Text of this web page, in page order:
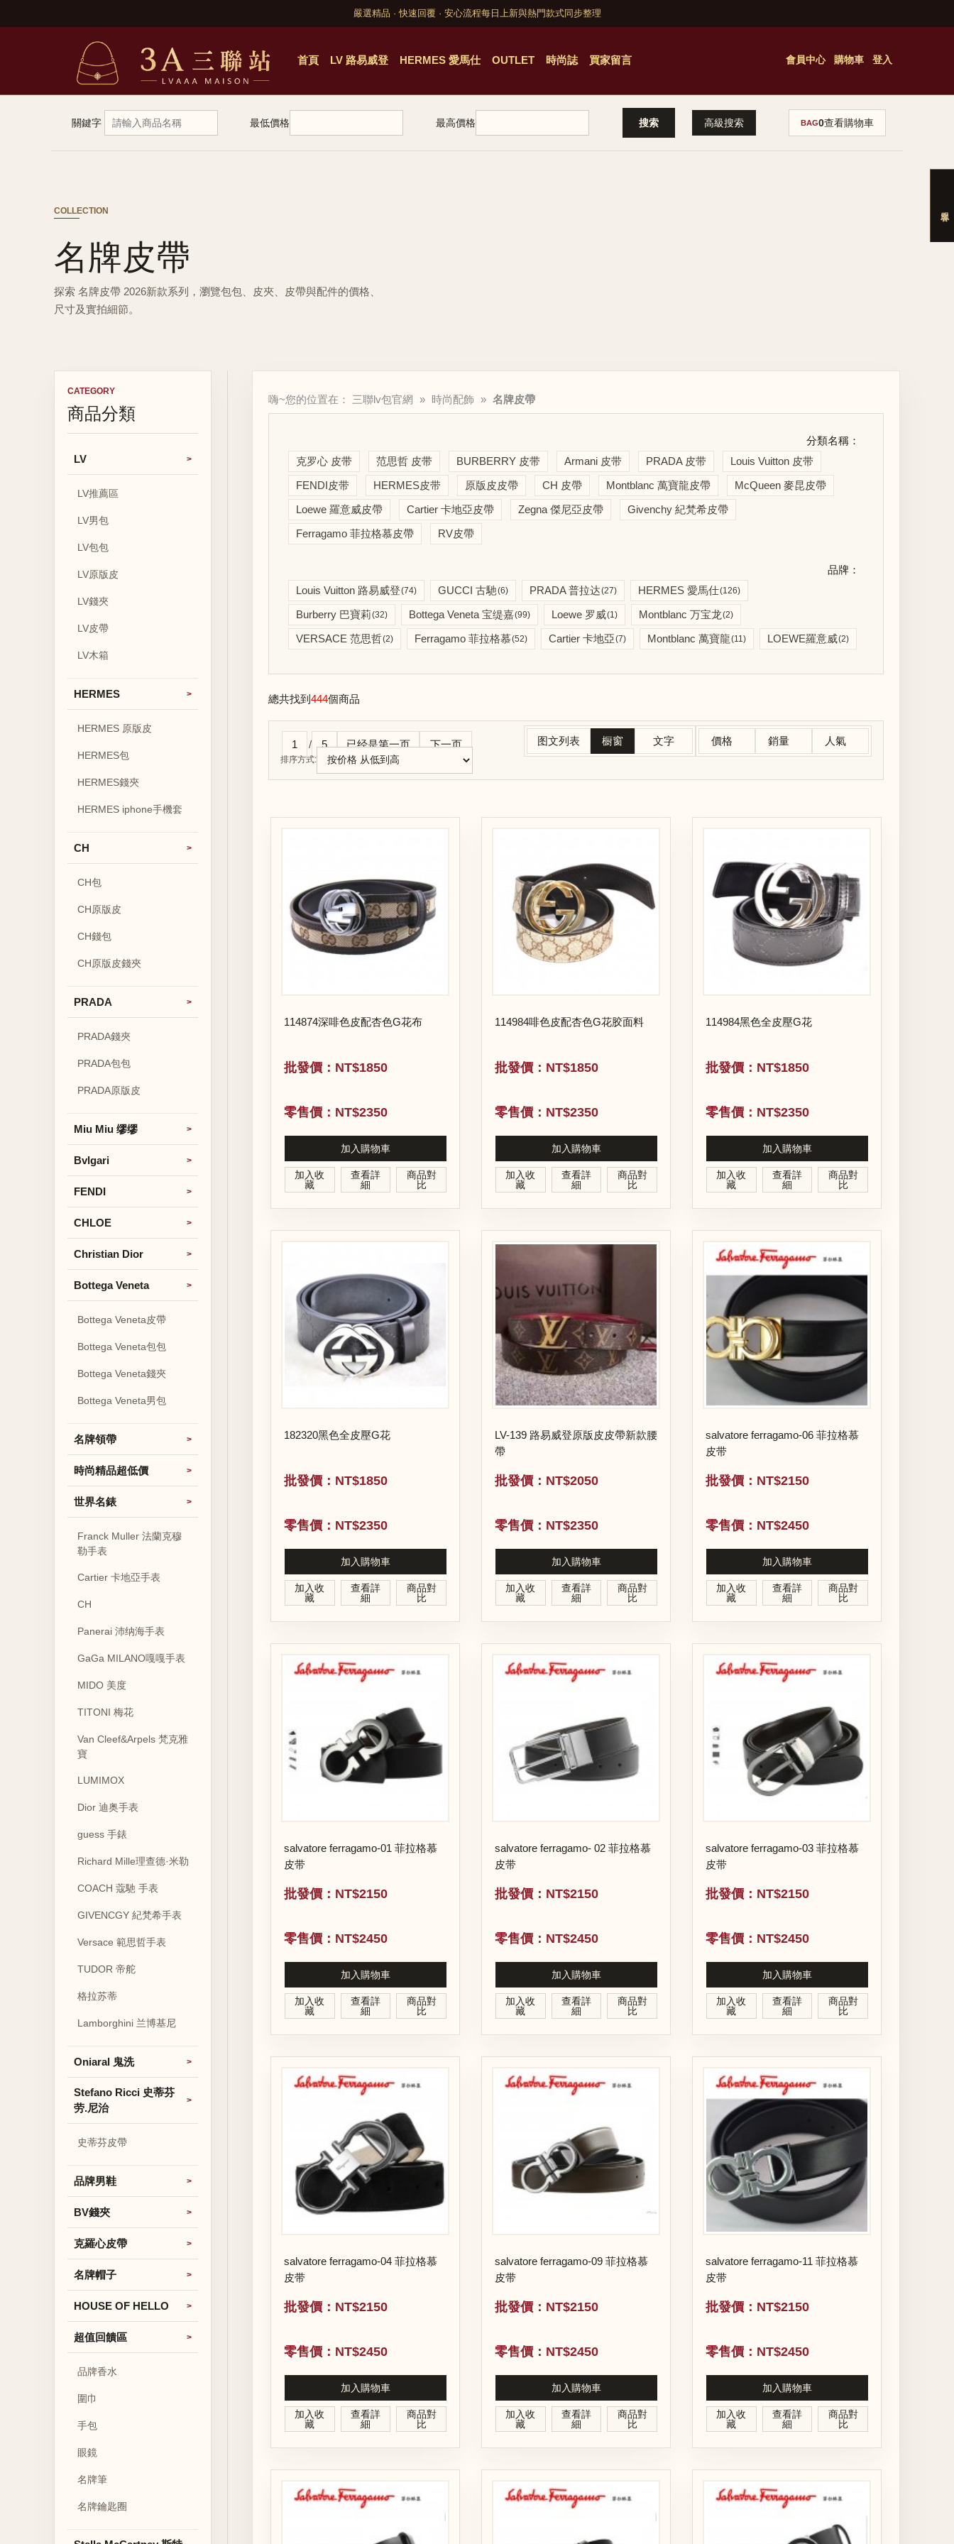
嚴選精品 · 快速回覆 · 安心流程每日上新與熱門款式同步整理
首頁 LV 路易威登 HERMES 愛馬仕 OUTLET 時尚誌 買家留言 會員中心 購物車 登入
關鍵字 最低價格 最高價格 高級搜索 BAG0查看購物車
COLLECTION
名牌皮帶
探索 名牌皮帶 2026新款系列，瀏覽包包、皮夾、皮帶與配件的價格、
尺寸及實拍細節。
CATEGORY
商品分類
LV
LV推薦區
LV男包
LV包包
LV原版皮
LV錢夾
LV皮帶
LV木箱
HERMES
HERMES 原版皮
HERMES包
HERMES錢夾
HERMES iphone手機套
CH
CH包
CH原版皮
CH錢包
CH原版皮錢夾
PRADA
PRADA錢夾
PRADA包包
PRADA原版皮
Miu Miu 缪缪
Bvlgari
FENDI
CHLOE
Christian Dior
Bottega Veneta
Bottega Veneta皮帶
Bottega Veneta包包
Bottega Veneta錢夾
Bottega Veneta男包
名牌領帶
時尚精品超低價
世界名錶
Franck Muller 法蘭克穆
勒手表
Cartier 卡地亞手表
CH
Panerai 沛纳海手表
GaGa MILANO嘎嘎手表
MIDO 美度
TITONI 梅花
Van Cleef&Arpels 梵克雅
寶
LUMIMOX
Dior 迪奥手表
guess 手錶
Richard Mille理查德·米勒
COACH 蔻馳 手表
GIVENCGY 紀梵希手表
Versace 範思哲手表
TUDOR 帝舵
格拉苏蒂
Lamborghini 兰博基尼
Oniaral 鬼洗
Stefano Ricci 史蒂芬
劳.尼治
史蒂芬皮帶
品牌男鞋
BV錢夾
克羅心皮帶
名牌帽子
HOUSE OF HELLO
超值回饋區
品牌香水
圍巾
手包
眼鏡
名牌筆
名牌鑰匙圈
嗨~您的位置在： 三聯lv包官網 » 時尚配飾 » 名牌皮帶
分類名稱：
克罗心 皮带
范思哲 皮带 BURBERRY 皮带 Armani 皮带 PRADA 皮带
Louis Vuitton 皮带
FENDI皮带
HERMES皮带 原版皮皮帶 CH 皮帶 Montblanc 萬寶龍皮帶
McQueen 麥昆皮帶
Loewe 羅意威皮帶
Cartier 卡地亞皮帶 Zegna 傑尼亞皮帶
Givenchy 紀梵希皮帶
Ferragamo 菲拉格慕皮帶
RV皮帶
品牌：
Louis Vuitton 路易威登(74) GUCCI 古馳(6) PRADA 普拉达(27) HERMES 愛馬仕(126)
Burberry 巴寶莉(32) Bottega Veneta 宝缇嘉(99) Loewe 罗威(1) Montblanc 万宝龙(2)
VERSACE 范思哲(2) Ferragamo 菲拉格慕(52) Cartier 卡地亞(7) Montblanc 萬寶龍(11) LOEWE羅意威(2)
總共找到 444個商品
1 / 5 已经是第一页 下一页 图文列表 橱窗 文字 價格 銷量 人氣
排序方式:
114874深啡色皮配杏色G花布
批發價：NT$1850
零售價：NT$2350
加入購物車
加入收
藏
查看詳
細
商品對
比
114984啡色皮配杏色G花胶面料
批發價：NT$1850
零售價：NT$2350
加入購物車
加入收
藏
查看詳
細
商品對
比
114984黑色全皮壓G花
批發價：NT$1850
零售價：NT$2350
加入購物車
加入收
藏
查看詳
細
商品對
比
182320黑色全皮壓G花
批發價：NT$1850
零售價：NT$2350
加入購物車
加入收
藏
查看詳
細
商品對
比
LV-139 路易威登原版皮皮帶新款腰
帶
批發價：NT$2050
零售價：NT$2350
加入購物車
加入收
藏
查看詳
細
商品對
比
salvatore ferragamo-06 菲拉格慕
皮带
批發價：NT$2150
零售價：NT$2450
加入購物車
加入收
藏
查看詳
細
商品對
比
salvatore ferragamo-01 菲拉格慕
皮带
批發價：NT$2150
零售價：NT$2450
加入購物車
加入收
藏
查看詳
細
商品對
比
salvatore ferragamo- 02 菲拉格慕
皮带
批發價：NT$2150
零售價：NT$2450
加入購物車
加入收
藏
查看詳
細
商品對
比
salvatore ferragamo-03 菲拉格慕
皮带
批發價：NT$2150
零售價：NT$2450
加入購物車
加入收
藏
查看詳
細
商品對
比
salvatore ferragamo-04 菲拉格慕
皮带
批發價：NT$2150
零售價：NT$2450
加入購物車
加入收
藏
查看詳
細
商品對
比
salvatore ferragamo-09 菲拉格慕
皮带
批發價：NT$2150
零售價：NT$2450
加入購物車
加入收
藏
查看詳
細
商品對
比
salvatore ferragamo-11 菲拉格慕
皮带
批發價：NT$2150
零售價：NT$2450
加入購物車
加入收
藏
查看詳
細
商品對
比